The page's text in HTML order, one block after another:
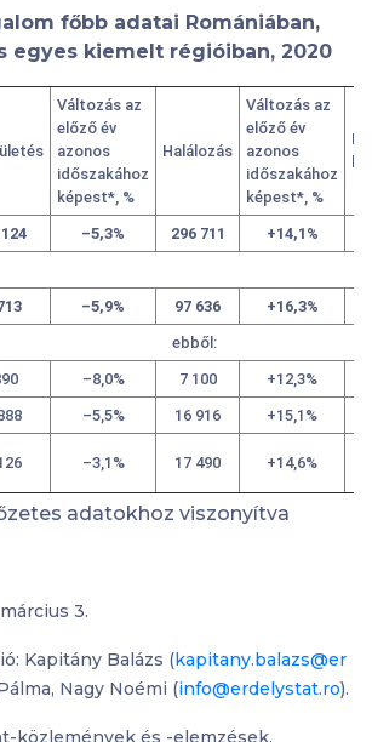
főbb adatai Romániában,
egyes kiemelt régióiban, 2020
Változás az
előző év
azonos
időszakához
képest*, %
Halálozás
Változás az
előző év
azonos
időszakához
képest*, %
–5,3% 296 711 +14,1%
–5,9% 97 636 +16,3%
ebből:
–8,0% 7 100 +12,3%
–5,5% 16 916 +15,1%
–3,1% 17 490 +14,6%
adatokhoz viszonyítva
3.
Kapitány Balázs (kapitany.balazs@er
Nagy Noémi (info@erdelystat.ro).
közlemények és -elemzések,